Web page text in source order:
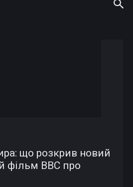
що розкрив новий
фільм ВВС про